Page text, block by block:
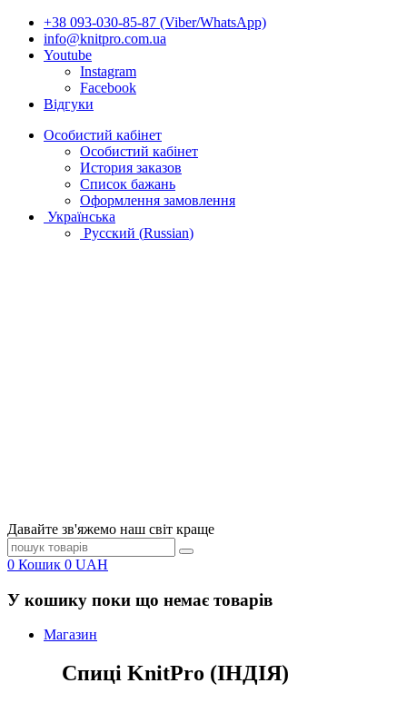
+38 093-030-85-87 (Viber/WhatsApp)
info@knitpro.com.ua
Youtube
Instagram
Facebook
Відгуки
Особистий кабінет
Особистий кабінет
История заказов
Список бажань
Оформлення замовлення
Українська
Русский (Russian)
Давайте зв'яжемо наш світ краще
0 Кошик 0 UAH
У кошику поки що немає товарів
Магазин
Спиці KnitPro (ІНДІЯ)